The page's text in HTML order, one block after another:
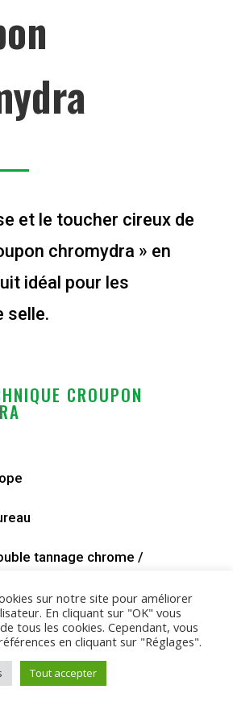
et le toucher cireux de
chromydra » en
idéal pour les
selle.
CROUPON
tannage chrome /
et nourriture à air
sur notre site pour améliorer
En cliquant sur "OK" vous
tous les cookies. Cependant, vous
en cliquant sur "Réglages".
Tout accepter